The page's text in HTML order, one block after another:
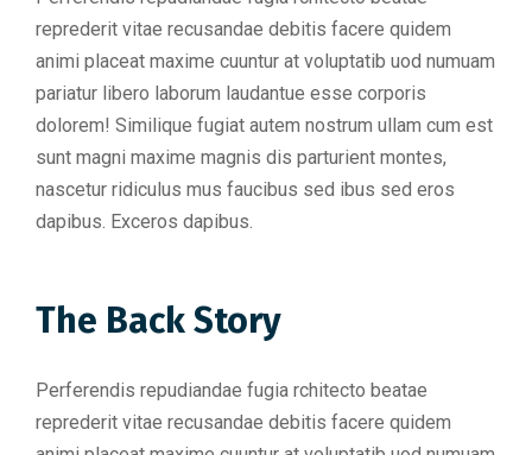
reprederit vitae recusandae debitis facere quidem
animi placeat maxime cuuntur at voluptatib uod numuam
pariatur libero laborum laudantue esse corporis
dolorem! Similique fugiat autem nostrum ullam cum est
sunt magni maxime magnis dis parturient montes,
nascetur ridiculus mus faucibus sed ibus sed eros
dapibus. Exceros dapibus.
The Back Story
Perferendis repudiandae fugia rchitecto beatae
reprederit vitae recusandae debitis facere quidem